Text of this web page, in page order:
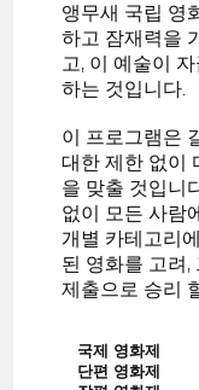
앵무새 국립 영
하고 잠재력을
고, 이 예술이
하는 것입니다.
이 프로그램은
대한 제한 없이
을 맞출 것입니
없이 모든 사람
개별 카테고리
된 영화를 고려,
제출으로 승리
국제 영화제
단편 영화제